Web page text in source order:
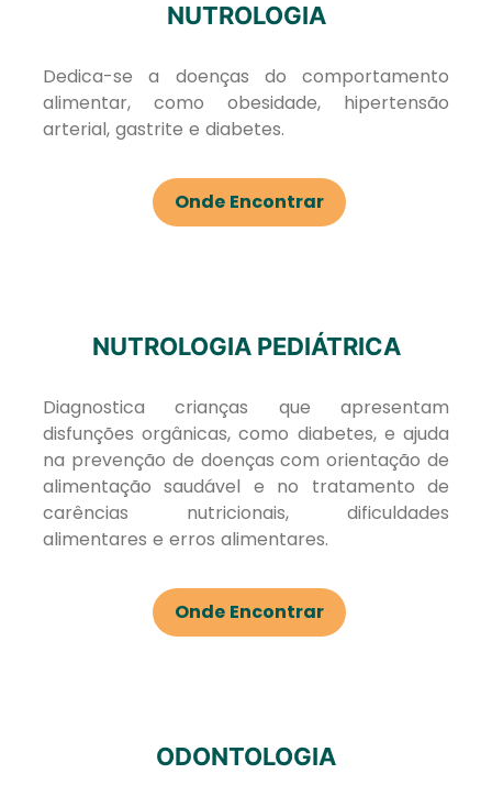
NUTROLOGIA
Dedica-se a doenças do comportamento
alimentar, como obesidade, hipertensão
arterial, gastrite e diabetes.
Onde Encontrar
NUTROLOGIA PEDIÁTRICA
Diagnostica crianças que apresentam
disfunções orgânicas, como diabetes, e ajuda
na prevenção de doenças com orientação de
alimentação saudável e no tratamento de
carências nutricionais, dificuldades
alimentares e erros alimentares.
Onde Encontrar
ODONTOLOGIA